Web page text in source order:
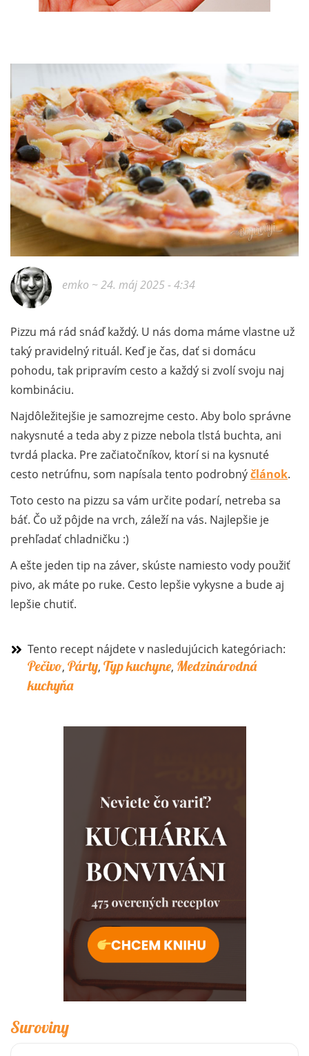
emko ~ 24. máj 2025 - 4:34
Pizzu má rád snáď každý. U nás doma máme vlastne už
taký pravidelný rituál. Keď je čas, dať si domácu
pohodu, tak pripravím cesto a každý si zvolí svoju naj
kombináciu.
Najdôležitejšie je samozrejme cesto. Aby bolo správne
nakysnuté a teda aby z pizze nebola tlstá buchta, ani
tvrdá placka. Pre začiatočníkov, ktorí si na kysnuté
cesto netrúfnu, som napísala tento podrobnýčlánok.
Toto cesto na pizzu sa vám určite podarí, netreba sa
báť. Čo už pôjde na vrch, záleží na vás. Najlepšie je
prehľadať chladničku :)
A ešte jeden tip na záver, skúste namiesto vody použiť
pivo, ak máte po ruke. Cesto lepšie vykysne a bude aj
lepšie chutiť.
Tento recept nájdete v nasledujúcich kategóriach:
Pečivo, Párty, Typ kuchyne, Medzinárodná
kuchyňa
Suroviny